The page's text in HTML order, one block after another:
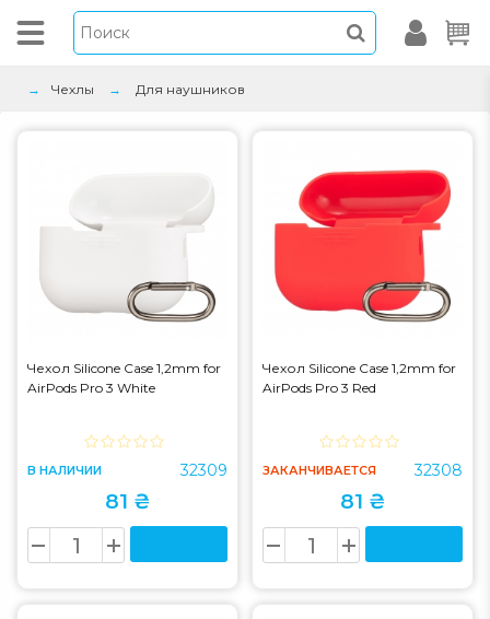
Чехлы Для наушников
Чехол Silicone Case 1,2mm for
AirPods Pro 3 White
В НАЛИЧИИ 32309
81 ₴
Чехол Silicone Case 1,2mm for
AirPods Pro 3 Red
ЗАКАНЧИВАЕТСЯ 32308
81 ₴